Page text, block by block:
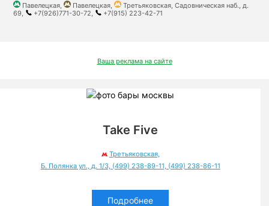
Павелецкая, Павелецкая,
Третьяковская, Садовническая наб., д.
69,
+7(926)771-30-72, +7(915) 223-42-71
Ваша реклама на сайте
Take Five
Третьяковская,
Б. Полянка ул., д. 1/3, (499) 238-89-11, (499) 238-86-11
Подробнее